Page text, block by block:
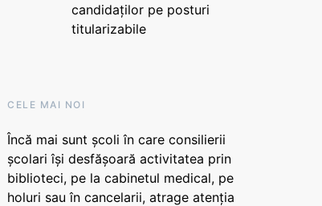
candidaților pe posturi
titularizabile
CELE MAI NOI
Încă mai sunt școli în care consilierii
școlari își desfășoară activitatea prin
biblioteci, pe la cabinetul medical, pe
holuri sau în cancelarii, atrage atenția